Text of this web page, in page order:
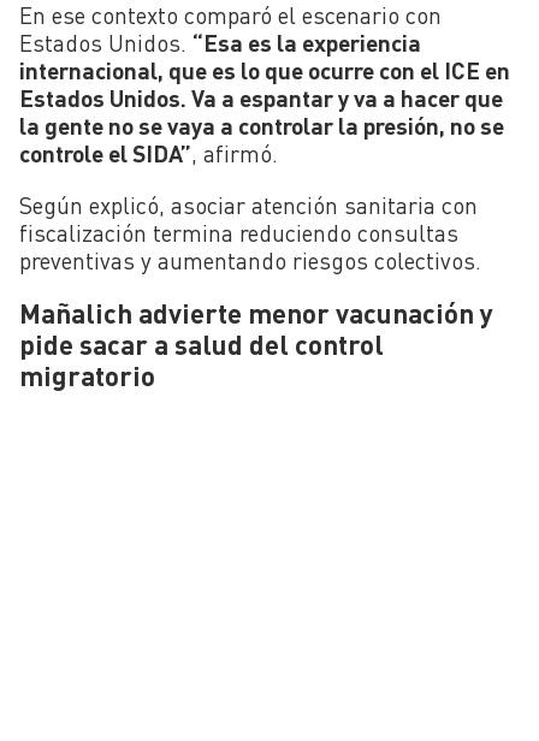
En ese contexto comparó el escenario con
Estados Unidos. “Esa es la experiencia
internacional, que es lo que ocurre con el ICE en
Estados Unidos. Va a espantar y va a hacer que
la gente no se vaya a controlar la presión, no se
controle el SIDA”, afirmó.
Según explicó, asociar atención sanitaria con
fiscalización termina reduciendo consultas
preventivas y aumentando riesgos colectivos.
Mañalich advierte menor vacunación y
pide sacar a salud del control
migratorio